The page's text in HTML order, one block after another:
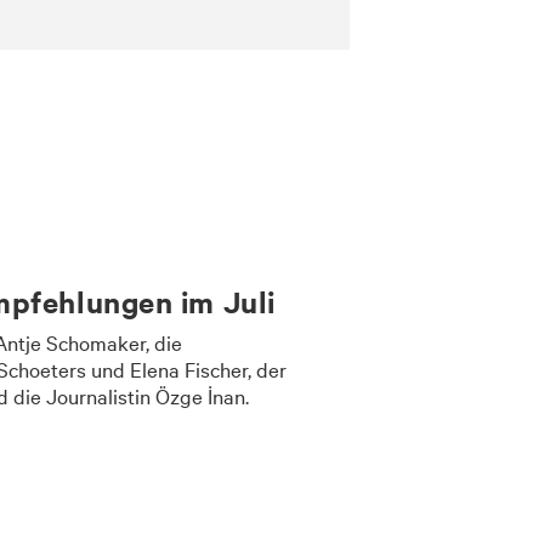
im Juli
Schomaker, die
und Elena Fischer, der
die Journalistin Özge İnan.